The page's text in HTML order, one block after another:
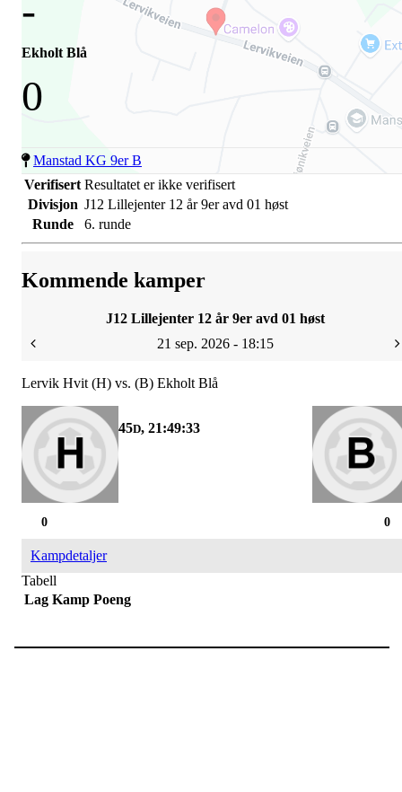
-
Ekholt Blå
0
Manstad KG 9er B
Verifisert Resultatet er ikke verifisert
Divisjon J12 Lillejenter 12 år 9er avd 01 høst
Runde
6. runde
Kommende kamper
J12 Lillejenter 12 år 9er avd 01 høst
21 sep. 2026 - 18:15
Lervik Hvit (H) vs. (B) Ekholt Blå
45D, 21:49:32
0
0
Kampdetaljer
Tabell
Lag Kamp Poeng